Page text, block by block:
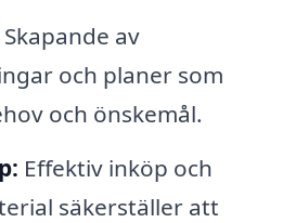
Skapande av
och planer som
och önskemål.
Effektiv inköp och
säkerställer att